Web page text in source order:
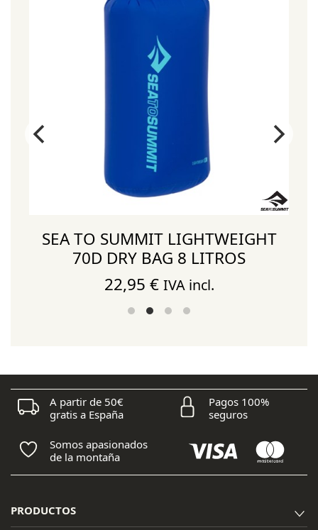
SEA TO SUMMIT LIGHTWEIGHT
70D DRY BAG 8 LITROS
22,95 € IVA incl.
A partir de 50€
gratis a España
Pagos 100%
seguros
Somos apasionados
de la montaña
PRODUCTOS